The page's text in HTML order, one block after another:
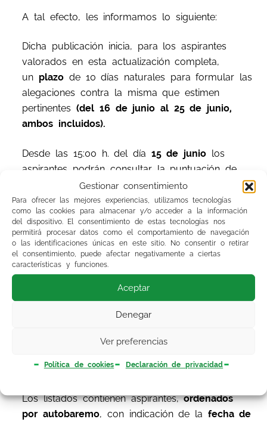
Gestionar consentimiento
Para ofrecer las mejores experiencias, utilizamos tecnologías
como las cookies para almacenar y/o acceder a la información
del dispositivo. El consentimiento de estas tecnologías nos
permitirá procesar datos como el comportamiento de navegación
o las identificaciones únicas en este sitio. No consentir o retirar
el consentimiento, puede afectar negativamente a ciertas
características y funciones.
Aceptar
Denegar
Ver preferencias
Política de cookies Declaración de privacidad
A tal efecto, les informamos lo siguiente:
Dicha publicación inicia, para los aspirantes
valorados en esta actualización completa,
un plazo de 10 días naturales para formular las
alegaciones contra la misma que estimen
pertinentes(del 16 de junio al 25 de junio,
ambos incluidos).
Desde las 15:00 h. del día 15 de junio los
aspirantes podrán consultar la puntuación de
baremo provisional y los méritos valorados por
la Comisión a través de su inscripción-web en
el menú «INFORMES»en el icono «HISTORICO
BAREMOS».
Para ofrecer la máxima agilidad en el trámite
de alegaciones disponen en la Web del
candidato de la herramienta llamada
y registrar las alegaciones vía telemática,
partir del 16 de junio. La guía para facilitar la
Web).
Los listados contienen aspirantes,ordenados
por autobaremo, con indicación de la fecha de